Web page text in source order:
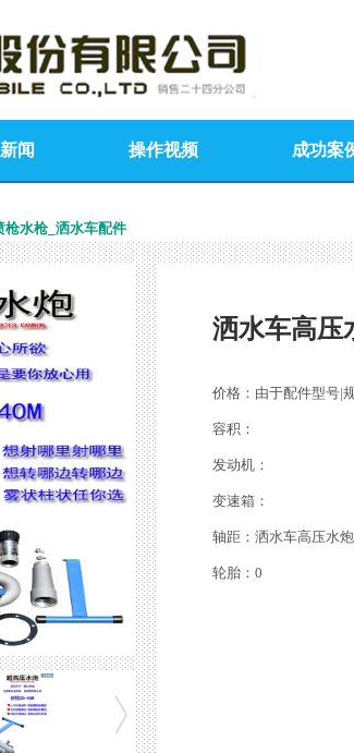
闻 操作视频 成功案
水枪_洒水车配件
洒水车高压
价格：由于配件型号|
容积：
发动机：
变速箱：
轴距：洒水车高压水
轮胎：0